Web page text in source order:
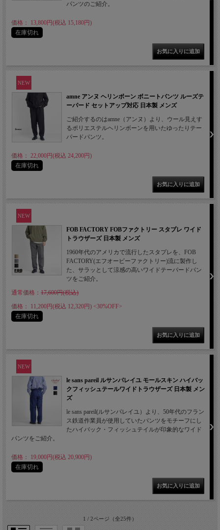
パンツのご紹介。
価格： 13,800円(税込 15,180円)
在庫切れ
NEW
amne アンヌ ヘリンボーン ボニートパンツ ルーズテ
ーパード セットアップ対応 日本製 メンズ
ご紹介するのはamne（アンヌ）より、ウール見えす
るポリエステルヘリンボーンを用いたゆったりテー
パードパンツ。
価格： 22,000円(税込 24,200円)
在庫切れ
NEW
FOB FACTORY FOBファクトリー スタプレ ワイド
トラウザーズ 日本製 メンズ
1960年代のアメリカで流行したスタプレを、FOB
FACTORY(エフオービーファクトリー)流に製作し
た、サラッとして涼感の高いワイドテーパードパン
ツをご紹介。
通常価格： 17,600円(税込)
価格： 11,200円(税込 12,320円) <30%OFF>
在庫切れ
NEW
le sans pareil ルサンパレイユ モールスキン ハイバッ
クフィッシュテールワイドトラウザーズ 日本製 メン
ズ
le sans pareil(ルサンパレイユ）より、50年代のフラン
ス鉄道作業員が使用していたパンツをモチーフにし
たハイバック・フィッシュテイルが印象的なワイド
パンツをご紹介。
価格： 19,000円(税込 20,900円)
在庫切れ
1 / 2ページ（全25件）